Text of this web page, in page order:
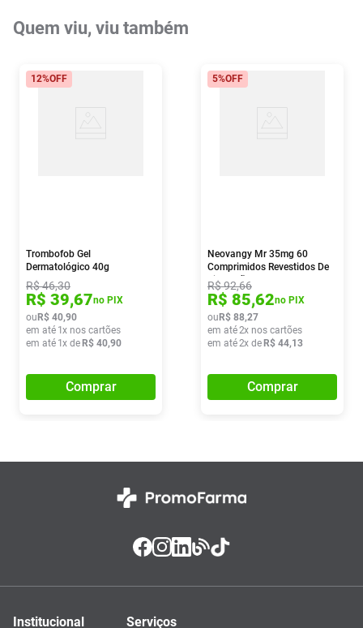
Quem viu, viu também
12%OFF
Trombofob Gel
Dermatológico 40g
R$46,30
R$ 39,67no PIX
ou R$ 40,90
em até 1x nos cartões
em até 1x de R$ 40,90
Comprar
5%OFF
Neovangy Mr 35mg 60
Comprimidos Revestidos De
Liberação Prolongada
R$92,66
R$ 85,62no PIX
ou R$ 88,27
em até2x nos cartões
em até2x de R$ 44,13
Comprar
Institucional Serviços